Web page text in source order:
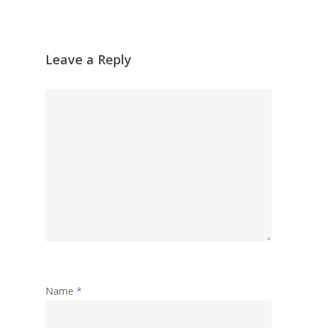
Leave a Reply
Name *